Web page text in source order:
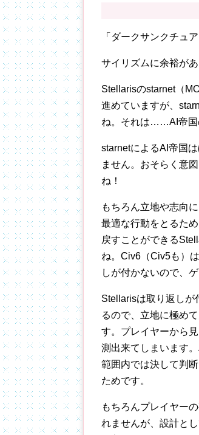
「ダークサンクチュ
サイリズムに余裕が
Stellarisのstarnet（
進めていますが、
ね。それは……AI帝国
starnetによるAI帝国
ません。おそらく意
ね！
もちろん立地や志向
最適な行動をとるた
戻すことができる
ね。Civ6（Civ5も）
しが付かないので、
Stellarisは取り返しが
るので、立地に極め
す。プレイヤーから
測出来てしまいます
範囲内では決して判
ためです。
もちろんプレイヤー
れませんが、設計と